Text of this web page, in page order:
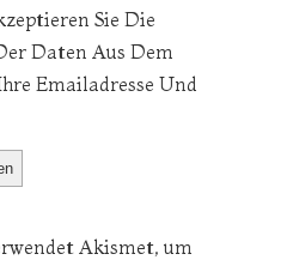
Sie Die
Daten Aus Dem
Emailadresse Und
Akismet, um